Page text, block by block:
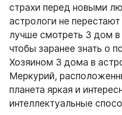
страхи перед новыми
астрологи не
лучше смотреть 3 дом в
чтобы заранее знать о
Хозяином 3 дома в
Меркурий,
планета яркая и
интеллектуальные